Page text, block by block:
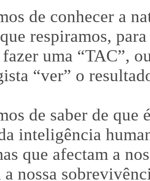
de conhecer a
respiramos,
uma “TAC”,
“ver” o
de saber de
inteligência
que afectam a
a nossa